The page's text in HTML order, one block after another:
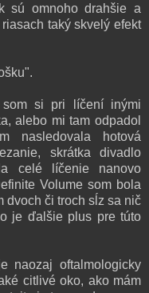
sú omnoho drahšie a
taký skvelý efekt
som si pri líčení inými
alebo mi tam odpadol
nasledovala hotová
skrátka divadlo
celé líčenie nanovo
Volume som bola
dvoch či troch sĺz sa nič
je ďalšie plus pre túto
naozaj oftalmologicky
citlivé oko, ako mám